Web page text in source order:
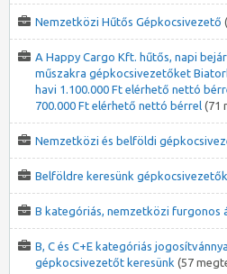
Nemzetközi Hűtős Gépkocsivezető
A Happy Cargo Kft. hűtős, napi
műszakra gépkocsivezetőket
havi 1.100.000 Ft elérhető nettó
700.000 Ft elérhető nettó bérrel (71
Nemzetközi és belföldi
Belföldre keresünk
B kategóriás, nemzetközi furgonos
B, C és C+E kategóriás
gépkocsivezetőt keresünk (57